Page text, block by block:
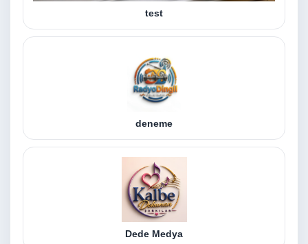
test
deneme
Dede Medya